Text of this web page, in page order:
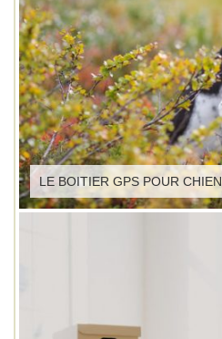
LE BOITIER GPS POUR CHIEN